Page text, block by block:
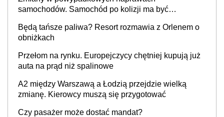
samochodów. Samochód po kolizji ma być
producenta
Będą tańsze paliwa? Resort rozmawia z Orlenem o
obniżkach
Przełom na rynku. Europejczycy chętniej kupują już
auta na prąd niż spalinowe
A2 między Warszawą a Łodzią przejdzie wielką
zmianę. Kierowcy muszą się przygotować
Czy pasażer może dostać mandat?